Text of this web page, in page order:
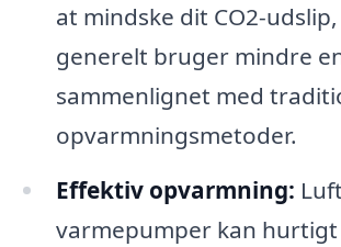
at mindske dit CO2-
generelt bruger mindre
sammenlignet med
opvarmningsmetoder.
Effektiv opvarmning:
varmepumper kan